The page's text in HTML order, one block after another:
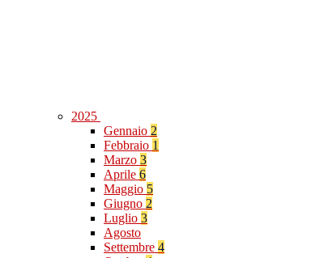
2025
Gennaio 2
Febbraio 1
Marzo 3
Aprile 6
Maggio 5
Giugno 2
Luglio 3
Agosto
Settembre 4